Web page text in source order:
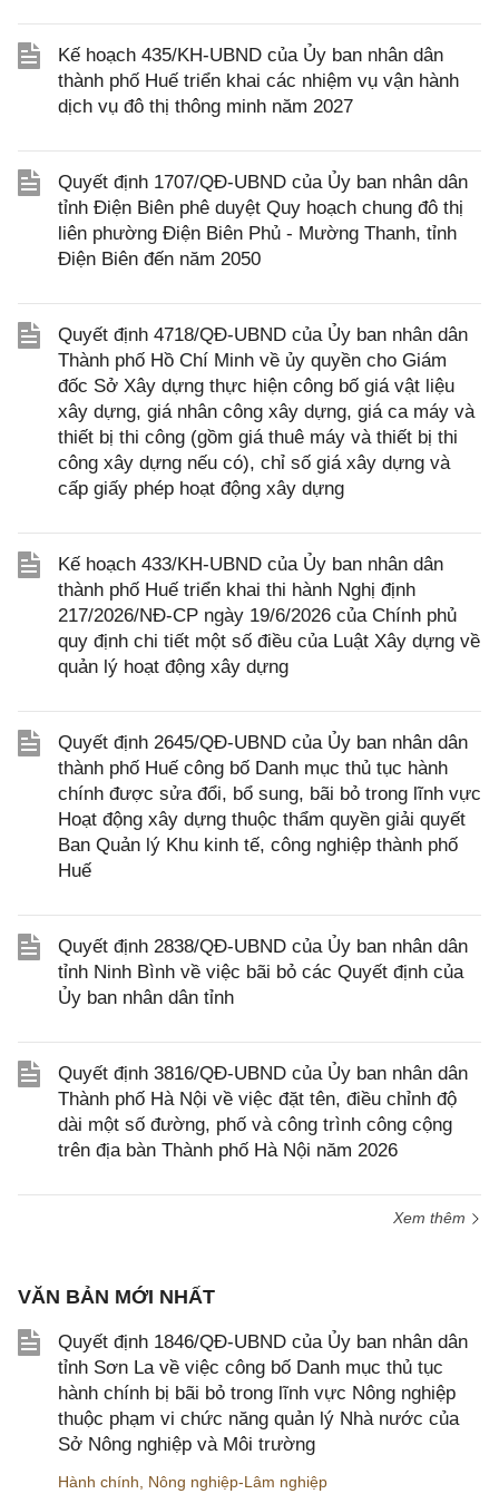
Kế hoạch 435/KH-UBND của Ủy ban nhân dân
thành phố Huế triển khai các nhiệm vụ vận hành
dịch vụ đô thị thông minh năm 2027
Quyết định 1707/QĐ-UBND của Ủy ban nhân dân
tỉnh Điện Biên phê duyệt Quy hoạch chung đô thị
liên phường Điện Biên Phủ - Mường Thanh, tỉnh
Điện Biên đến năm 2050
Quyết định 4718/QĐ-UBND của Ủy ban nhân dân
Thành phố Hồ Chí Minh về ủy quyền cho Giám
đốc Sở Xây dựng thực hiện công bố giá vật liệu
xây dựng, giá nhân công xây dựng, giá ca máy và
thiết bị thi công (gồm giá thuê máy và thiết bị thi
công xây dựng nếu có), chỉ số giá xây dựng và
cấp giấy phép hoạt động xây dựng
Kế hoạch 433/KH-UBND của Ủy ban nhân dân
thành phố Huế triển khai thi hành Nghị định
217/2026/NĐ-CP ngày 19/6/2026 của Chính phủ
quy định chi tiết một số điều của Luật Xây dựng về
quản lý hoạt động xây dựng
Quyết định 2645/QĐ-UBND của Ủy ban nhân dân
thành phố Huế công bố Danh mục thủ tục hành
chính được sửa đổi, bổ sung, bãi bỏ trong lĩnh vực
Hoạt động xây dựng thuộc thẩm quyền giải quyết
Ban Quản lý Khu kinh tế, công nghiệp thành phố
Huế
Quyết định 2838/QĐ-UBND của Ủy ban nhân dân
tỉnh Ninh Bình về việc bãi bỏ các Quyết định của
Ủy ban nhân dân tỉnh
Quyết định 3816/QĐ-UBND của Ủy ban nhân dân
Thành phố Hà Nội về việc đặt tên, điều chỉnh độ
dài một số đường, phố và công trình công cộng
trên địa bàn Thành phố Hà Nội năm 2026
Xem thêm
VĂN BẢN MỚI NHẤT
Quyết định 1846/QĐ-UBND của Ủy ban nhân dân
tỉnh Sơn La về việc công bố Danh mục thủ tục
hành chính bị bãi bỏ trong lĩnh vực Nông nghiệp
thuộc phạm vi chức năng quản lý Nhà nước của
Sở Nông nghiệp và Môi trường
Hành chính Nông nghiệp-Lâm nghiệp